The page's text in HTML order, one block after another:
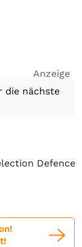
Anzeige
die nächste